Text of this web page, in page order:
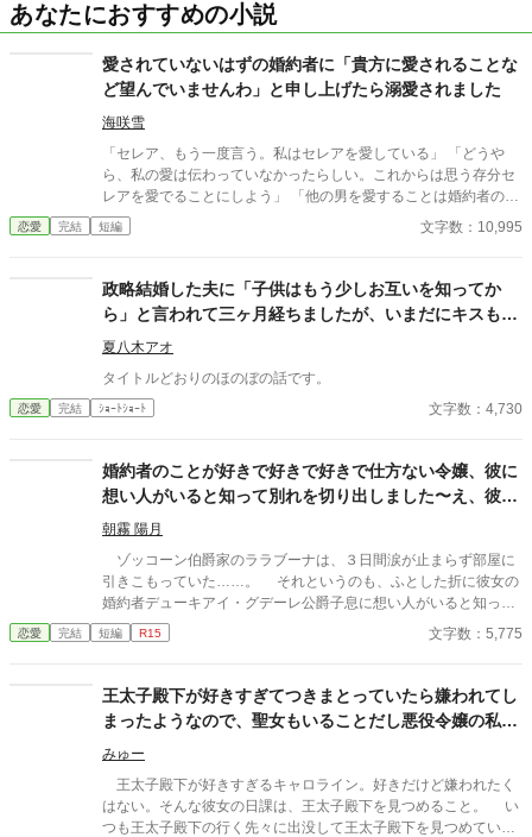
あなたにおすすめの小説
愛されていないはずの婚約者に「貴方に愛されることな
ど望んでいませんわ」と申し上げたら溺愛されました
海咲雪
「セレア、もう一度言う。私はセレアを愛している」 「どうや
ら、私の愛は伝わっていなかったらしい。これからは思う存分セ
レアを愛でることにしよう」 「他の男を愛することは婚約者の私
が一切認めない。君が愛を注いでいいのも愛を注がれていいのも
私だけだ」 貴方が愛しているのはあの男爵令嬢でしょう・・・？
ルロット・・・伯爵令嬢。ノア・ヴィアーズの婚約者。ノアのこ
とを建前ではなく本当に愛している。 × ノア・ヴィアー
ズ・・・王族。セレア・シャルロットの婚約者。 リア・セルナー
ド・・・男爵令嬢。ノア・ヴィアーズと恋仲であると噂が立って
は幼い頃から仲が良い友達。実はセレアのことを・・・？
恋愛 完結 短編 文字数：10,995
政略結婚した夫に「子供はもう少しお互いを知ってか
ら」と言われて三ヶ月経ちましたが、いまだにキスもし
てくれません。
夏八木アオ
タイトルどおりのほのぼの話です。
恋愛 完結 ｼｮｰﾄｼｮｰﾄ 文字数：4,730
婚約者のことが好きで好きで好きで仕方ない令嬢、彼に
想い人がいると知って別れを切り出しました〜え、彼が
本当に好きだったのは私なんですか！？〜
朝霧 陽月
ゾッコーン伯爵家のララブーナは、３日間涙が止まらず部屋に
引きこもっていた……。 それというのも、ふとした折に彼女の
婚約者デューキアイ・グデーレ公爵子息に想い人がいると知って
しまったからだ。 ※内容はタイトル通りです、基本ヤベェ登場人
物しかいません。 ※他サイトにも、同作者ほぼ同タイトルで投稿
恋愛 完結 短編 R15 文字数：5,775
王太子殿下が好きすぎてつきまとっていたら嫌われてし
まったようなので、聖女もいることだし悪役令嬢の私は
退散することにしました。
みゅー
王太子殿下が好きすぎるキャロライン。好きだけど嫌われたく
はない。そんな彼女の日課は、王太子殿下を見つめること。 い
つも王太子殿下の行く先々に出没して王太子殿下を見つめていた